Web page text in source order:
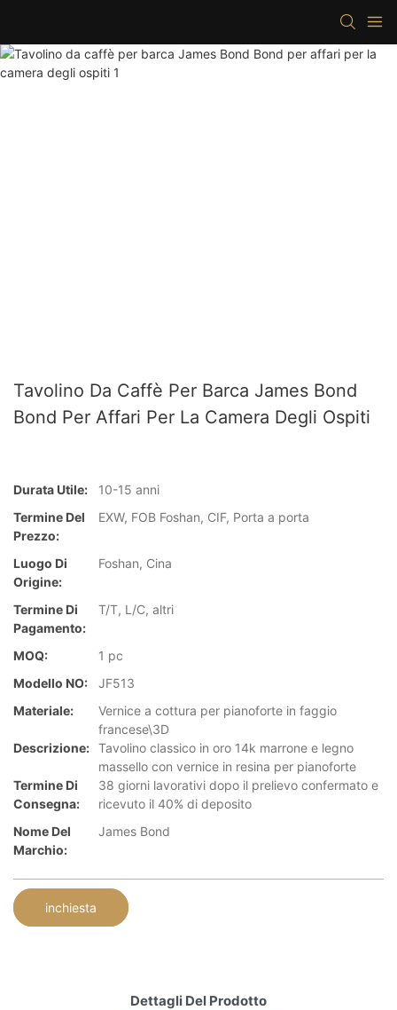
Tavolino Da Caffè Per Barca James Bond
Bond Per Affari Per La Camera Degli Ospiti
Durata Utile:
10-15 anni
Termine Del
Prezzo:
EXW, FOB Foshan, CIF, Porta a porta
Luogo Di
Origine:
Foshan, Cina
Termine Di
Pagamento:
T/T, L/C, altri
MOQ:
1 pc
Modello NO:
JF513
Materiale:
Vernice a cottura per pianoforte in faggio
francese\3D
Descrizione: Tavolino classico in oro 14k marrone e legno
massello con vernice in resina per pianoforte
Termine Di
Consegna:
38 giorni lavorativi dopo il prelievo confermato e
ricevuto il 40% di deposito
Nome Del
Marchio:
James Bond
inchiesta
Dettagli Del Prodotto